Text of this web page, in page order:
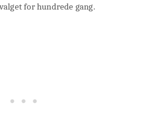
for hundrede gang.